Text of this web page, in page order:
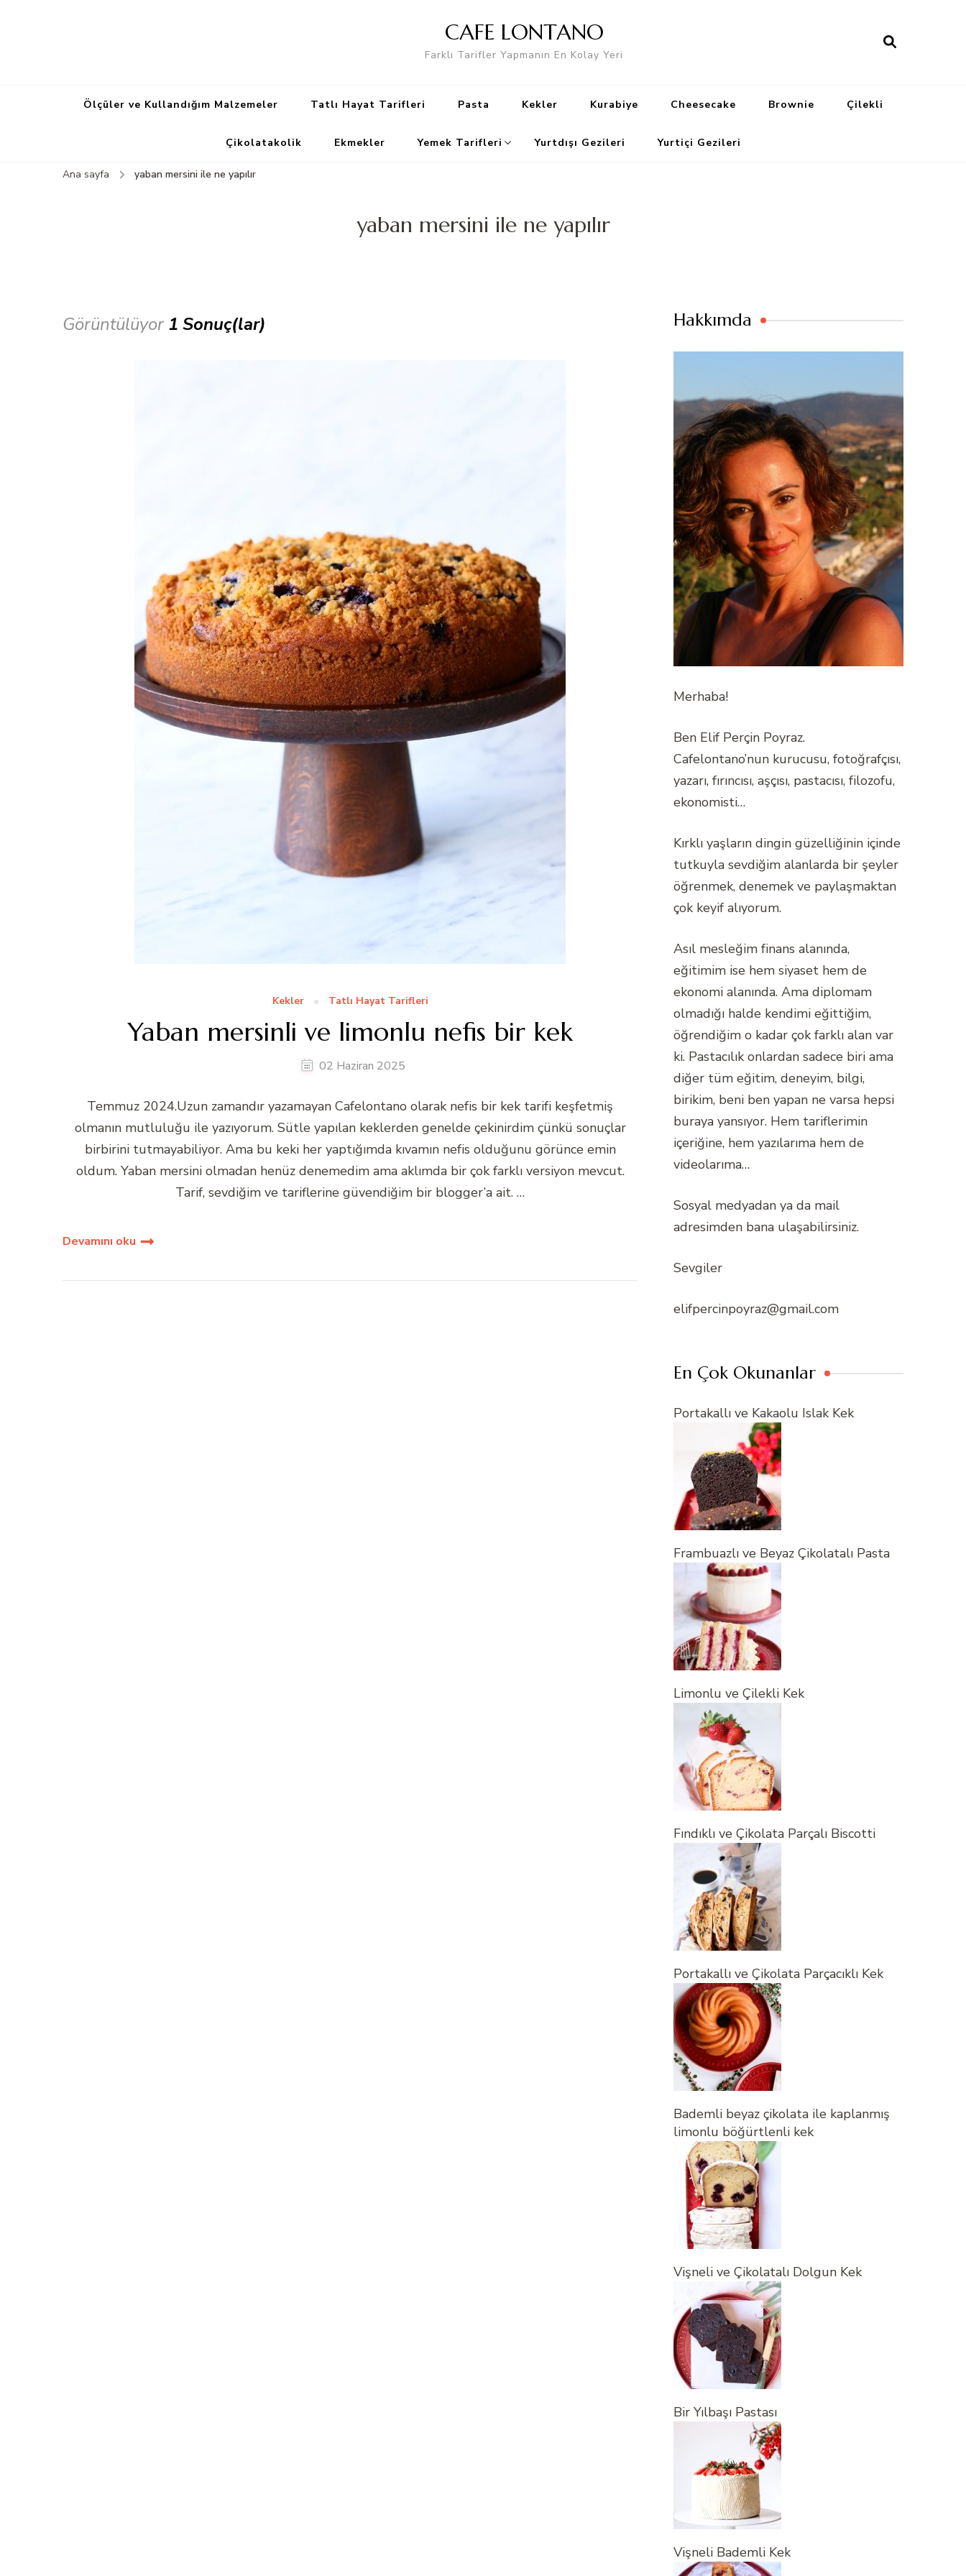
CAFE LONTANO
Farklı Tarifler Yapmanın En Kolay Yeri
Ölçüler ve Kullandığım Malzemeler Tatlı Hayat Tarifleri Pasta Kekler Kurabiye Cheesecake Brownie Çilekli
Çikolatakolik Ekmekler Yemek Tarifleri Yurtdışı Gezileri Yurtiçi Gezileri
Ana sayfa yaban mersini ile ne yapılır
yaban mersini ile ne yapılır
Görüntülüyor 1 Sonuç(lar)
Kekler Tatlı Hayat Tarifleri
Yaban mersinli ve limonlu nefis bir kek
02 Haziran 2025
Temmuz 2024.Uzun zamandır yazamayan Cafelontano olarak nefis bir kek tarifi keşfetmiş
olmanın mutluluğu ile yazıyorum. Sütle yapılan keklerden genelde çekinirdim çünkü sonuçlar
birbirini tutmayabiliyor. Ama bu keki her yaptığımda kıvamın nefis olduğunu görünce emin
oldum. Yaban mersini olmadan henüz denemedim ama aklımda bir çok farklı versiyon mevcut.
Tarif, sevdiğim ve tariflerine güvendiğim bir blogger’a ait. …
Devamını oku
Hakkımda
Merhaba!
Ben Elif Perçin Poyraz.
Cafelontano’nun kurucusu, fotoğrafçısı,
yazarı, fırıncısı, aşçısı, pastacısı, filozofu,
ekonomisti…
Kırklı yaşların dingin güzelliğinin içinde
tutkuyla sevdiğim alanlarda bir şeyler
öğrenmek, denemek ve paylaşmaktan
çok keyif alıyorum.
Asıl mesleğim finans alanında,
eğitimim ise hem siyaset hem de
ekonomi alanında. Ama diplomam
olmadığı halde kendimi eğittiğim,
öğrendiğim o kadar çok farklı alan var
ki. Pastacılık onlardan sadece biri ama
diğer tüm eğitim, deneyim, bilgi,
birikim, beni ben yapan ne varsa hepsi
buraya yansıyor. Hem tariflerimin
içeriğine, hem yazılarıma hem de
videolarıma…
Sosyal medyadan ya da mail
adresimden bana ulaşabilirsiniz.
Sevgiler
elifpercinpoyraz@gmail.com
En Çok Okunanlar
Portakallı ve Kakaolu Islak Kek
Frambuazlı ve Beyaz Çikolatalı Pasta
Limonlu ve Çilekli Kek
Fındıklı ve Çikolata Parçalı Biscotti
Portakallı ve Çikolata Parçacıklı Kek
Bademli beyaz çikolata ile kaplanmış
limonlu böğürtlenli kek
Vişneli ve Çikolatalı Dolgun Kek
Bir Yılbaşı Pastası
Vişneli Bademli Kek